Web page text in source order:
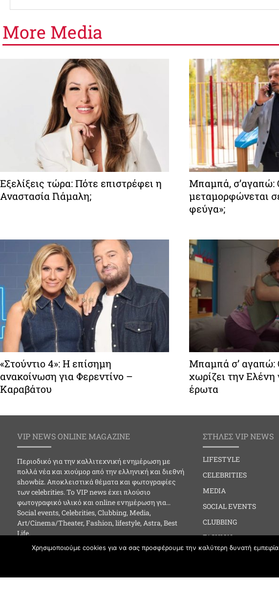
More Media
Εξελίξεις τώρα: Πότε επιστρέφει η
Αναστασία Γιάμαλη;
Μπαμπά, σ’αγαπώ:
μεταμορφώνεται
φεύγα»;
«Στούντιο 4»: Η επίσημη
ανακοίνωση για Φερεντίνο –
Καραβάτου
Μπαμπά σ’ αγαπώ:
χωρίζει την Ελένη
έρωτα
VIP NEWS ONLINE MAGAZINE
Περιοδικό για την καλλιτεχνική ενημέρωση με
πολλά νέα και χιούμορ από την ελληνική και διεθνή
showbiz. Αποκλειστικά θέματα και φωτογραφίες
των celebrities. Το VIP news έχει πλούσιο
φωτογραφικό υλικό και online ενημέρωση για…
Social events, Celebrities, Clubbing, Media,
Art/Cinema/Theater, Fashion, lifestyle, Astra, Best
Life.
ΣΤΗΛΕΣ VIP NEWS
LIFESTYLE
CELEBRITIES
MEDIA
SOCIAL EVENTS
CLUBBING
FASHION
Χρησιμοποιούμε cookies για να σας προσφέρουμε την καλύτερη δυνατή